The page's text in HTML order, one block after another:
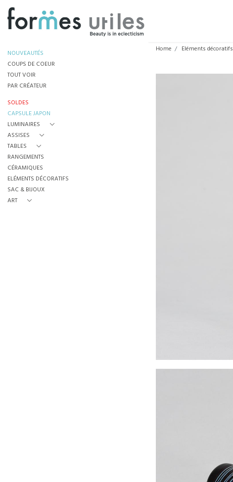
NOUVEAUTÉS
COUPS DE COEUR
TOUT VOIR
PAR CRÉATEUR
SOLDES
CAPSULE JAPON
LUMINAIRES
ASSISES
TABLES
RANGEMENTS
CÉRAMIQUES
ELÉMENTS DÉCORATIFS
SAC & BIJOUX
ART
Home Eléments décoratifs